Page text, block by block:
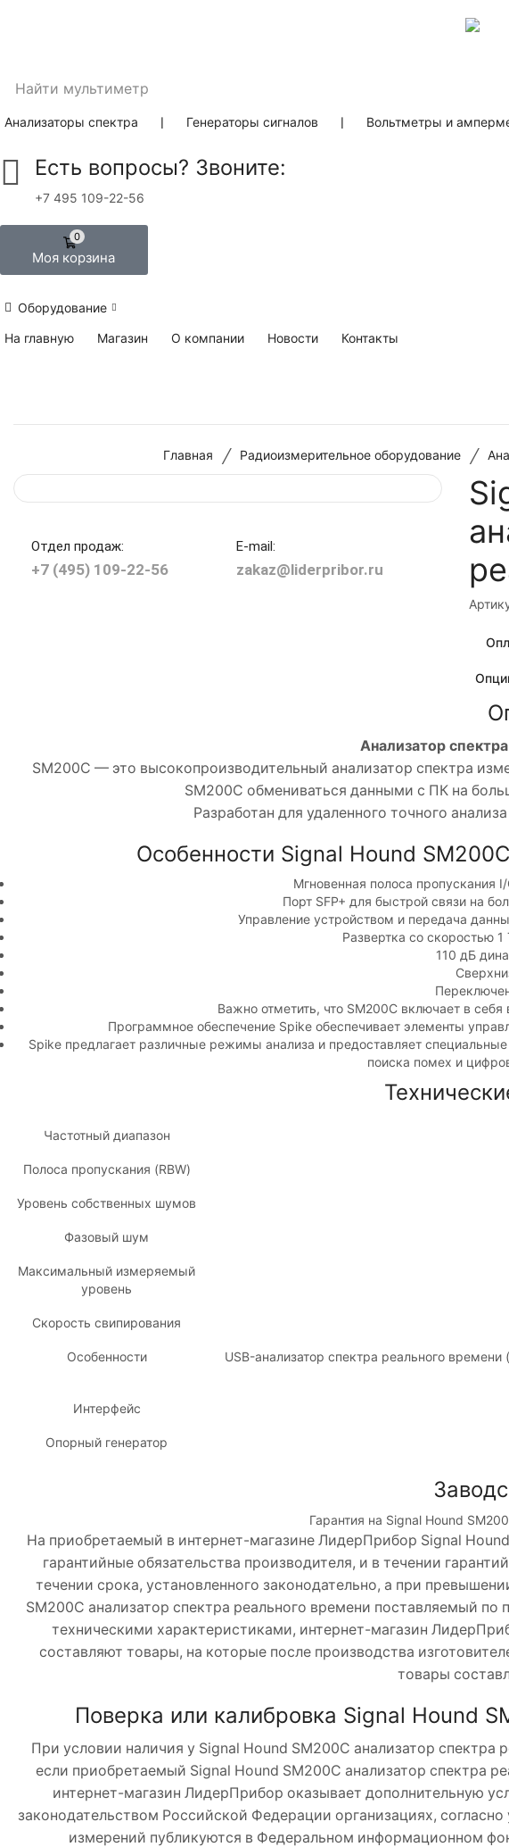
Найти мультиметр
Анализаторы спектра ❘ Генераторы сигналов ❘ Вольтметры и
Есть вопросы? Звоните:
+7 495 109-22-56
0
Моя корзина
Оборудование
На главную
Магазин О компании Новости Контакты
Главная / Радиоизмерительное оборудование /
Отдел продаж:
+7 (495) 109-22-56
E-mail:
zakaz@liderpribor.ru
Анализатор
SM200C — это высокопроизводительный анализатор спектра
SM200C обмениваться данными с ПК на
Разработан для удаленного точного
Особенности Signal Hound
Мгновенная полоса пропускания
Порт SFP+ для быстрой связи на
Управление устройством и передача
Развертка со скоростью
110 дБ
Важно отметить, что SM200C включает в
Программное обеспечение Spike обеспечивает элементы
Spike предлагает различные режимы анализа и предоставляет
поиска помех и
Частотный диапазон
Полоса пропускания (RBW)
Уровень собственных шумов
Фазовый шум
Максимальный измеряемый
уровень
Скорость свипирования
Особенности
USB-анализатор спектра реального
Интерфейс
Опорный генератор
Гарантия на Signal Hound
На приобретаемый в интернет-магазине ЛидерПрибор Signal
гарантийные обязательства производителя, и в течении
течении срока, установленного законодательно, а при
SM200C анализатор спектра реального времени поставляемый
техническими характеристиками, интернет-магазин
составляют товары, на которые после производства
товары
Поверка или калибровка Signal Hound
При условии наличия у Signal Hound SM200C анализатор
если приобретаемый Signal Hound SM200C анализатор спектра
интернет-магазин ЛидерПрибор оказывает дополнительную
законодательством Российской Федерации организациях,
измерений публикуются в Федеральном информационном